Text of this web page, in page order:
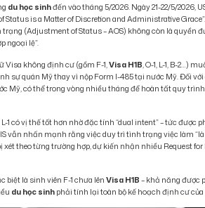
du học sinhđến vào tháng 5/2026. Ngày 21-22/5/2026,
Status is a Matter of Discretion and Administrative
(Adjustment of Status – AOS) không còn là quyền
ngoại lệ”.
Visa không định cư (gồm F-1,Visa H1B , O-1, L-1, B-2…)
sự quán Mỹ thay vì nộp Form I-485 tại nước Mỹ. Đối với
Mỹ, có thể trong vòng nhiều tháng để hoàn tất quy
L-1 có vị thế tốt hơn nhờ đặc tính “dual intent” – tức
vẫn nhấn mạnh rằng việc duy trì tình trạng việc làm
theo từng trường hợp, dự kiến nhận nhiều Request
biệt là sinh viên F-1 chưa lênVisa H1B – khả năng được
du học sinh phải tính lại toàn bộ kế hoạch định cư của